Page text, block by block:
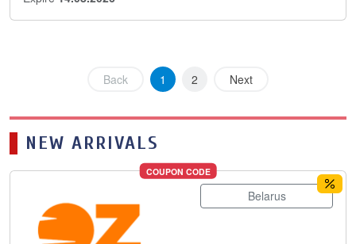
Back 1 2 Next
NEW ARRIVALS
COUPON CODE
Belarus